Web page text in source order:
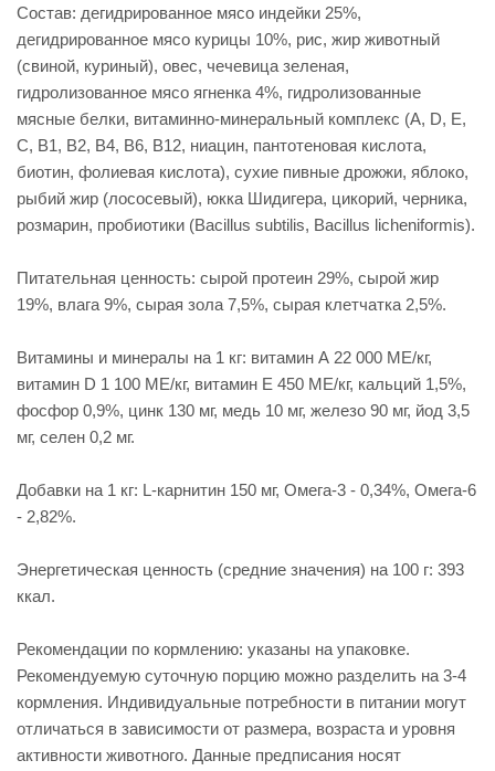
Состав: дегидрированное мясо индейки 25%,
дегидрированное мясо курицы 10%, рис, жир животный
(свиной, куриный), овес, чечевица зеленая,
гидролизованное мясо ягненка 4%, гидролизованные
мясные белки, витаминно-минеральный комплекс (A, D, E,
C, B1, B2, B4, B6, B12, ниацин, пантотеновая кислота,
биотин, фолиевая кислота), сухие пивные дрожжи, яблоко,
рыбий жир (лососевый), юкка Шидигера, цикорий, черника,
розмарин, пробиотики (Bacillus subtilis, Bacillus licheniformis).
Питательная ценность: сырой протеин 29%, сырой жир
19%, влага 9%, сырая зола 7,5%, сырая клетчатка 2,5%.
Витамины и минералы на 1 кг: витамин А 22 000 МЕ/кг,
витамин D 1 100 МЕ/кг, витамин E 450 МЕ/кг, кальций 1,5%,
фосфор 0,9%, цинк 130 мг, медь 10 мг, железо 90 мг, йод 3,5
мг, селен 0,2 мг.
Добавки на 1 кг: L-карнитин 150 мг, Омега-3 - 0,34%, Омега-6
- 2,82%.
Энергетическая ценность (средние значения) на 100 г: 393
ккал.
Рекомендации по кормлению: указаны на упаковке.
Рекомендуемую суточную порцию можно разделить на 3-4
кормления. Индивидуальные потребности в питании могут
отличаться в зависимости от размера, возраста и уровня
активности животного. Данные предписания носят